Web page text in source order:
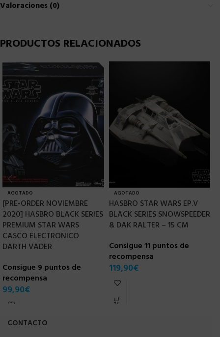
Valoraciones (0)
PRODUCTOS RELACIONADOS
AGOTADO
[PRE-ORDER NOVIEMBRE
2020] HASBRO BLACK SERIES
PREMIUM STAR WARS
CASCO ELECTRONICO
DARTH VADER
Consigue 9 puntos de
recompensa
99,90€
AGOTADO
HASBRO STAR WARS EP.V
BLACK SERIES SNOWSPEEDER
& DAK RALTER – 15 CM
Consigue 11 puntos de
recompensa
119,90€
CONTACTO